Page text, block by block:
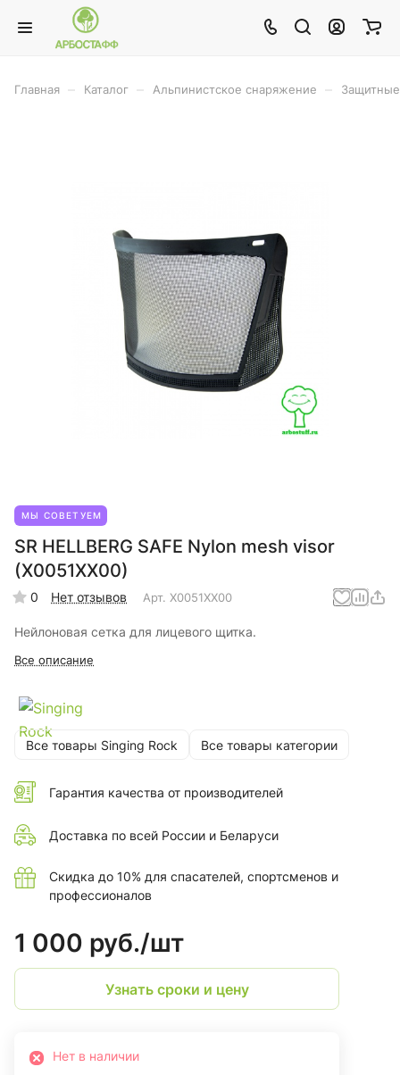
Главная Каталог Альпинистское снаряжение
МЫ СОВЕТУЕМ
SR HELLBERG SAFE Nylon mesh visor
(X0051XX00)
0 Нет отзывов Арт. X0051XX00
Нейлоновая сетка для лицевого щитка.
Все описание
Все товары Singing Rock Все товары категории
Гарантия качества от производителей
Доставка по всей России и Беларуси
Скидка до 10% для спасателей, спортсменов и
профессионалов
1 000 руб./шт
Узнать сроки и цену
Нет в наличии